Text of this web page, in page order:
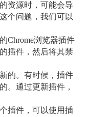
资源时，可能会导
个问题，我们可以
Chrome浏览器插件
插件，然后将其禁
的。有时候，插件
。通过更新插件，
插件，可以使用插